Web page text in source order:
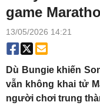
game
13/05/2026 14:21
Dù Bungie khiến
vẫn không khai tử
người chơi trung